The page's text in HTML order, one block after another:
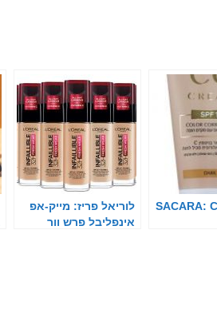
SACARA:
לוריאל פריז: מייק-אפ
אינפליבל פרש וור